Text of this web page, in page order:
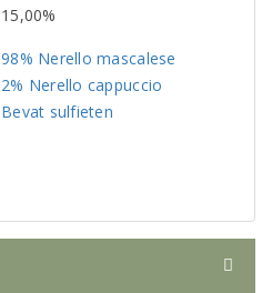
15,00%
98% Nerello mascalese
2% Nerello cappuccio
Bevat sulfieten